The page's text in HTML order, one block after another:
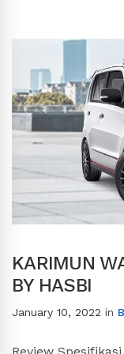
KARIMUN
BY HASBI
January 10, 2022 in